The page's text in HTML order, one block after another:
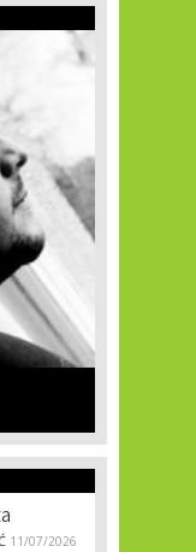
11/07/2026